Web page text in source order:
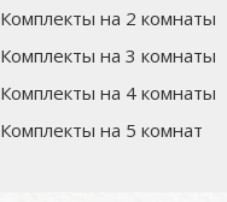
Комплекты на 2 комнаты
Комплекты на 3 комнаты
Комплекты на 4 комнаты
Комплекты на 5 комнат